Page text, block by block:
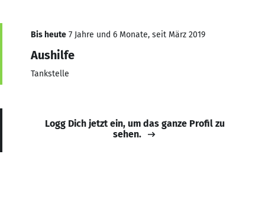
Bis heute 7 Jahre und 6 Monate, seit März 2019
Aushilfe
Tankstelle
Logg Dich jetzt ein, um das ganze Profil zu
sehen.